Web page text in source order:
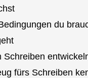
du
fürs Schreiben